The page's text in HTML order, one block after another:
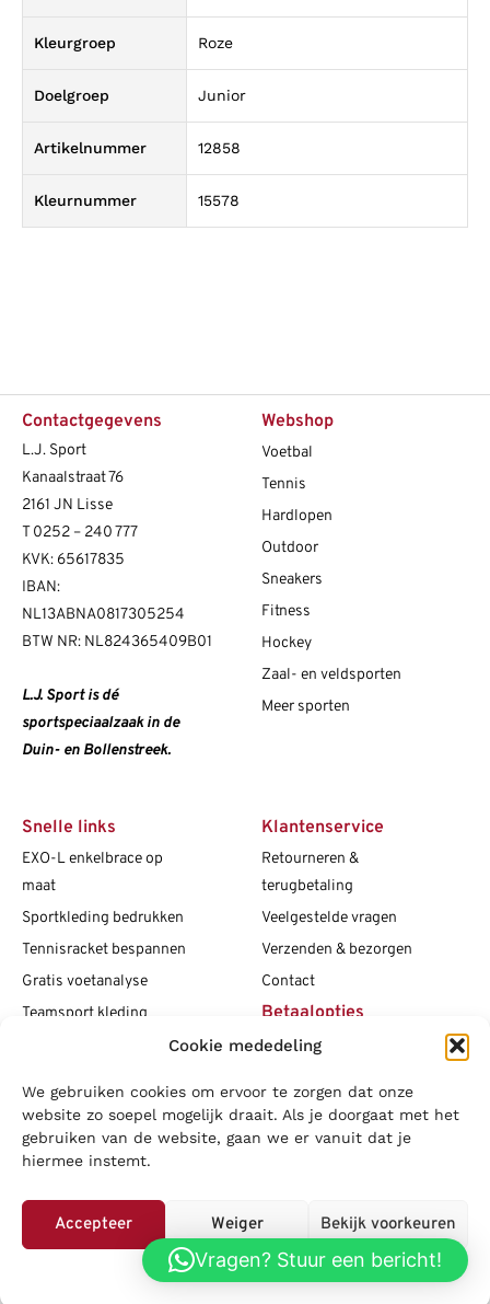
Cookie mededeling
We gebruiken cookies om ervoor te zorgen dat onze
website zo soepel mogelijk draait. Als je doorgaat met het
gebruiken van de website, gaan we er vanuit dat je
hiermee instemt.
Accepteer Weiger Bekijk voorkeuren
Privacybeleid
Kleurgroep Roze
Doelgroep Junior
Artikelnummer 12858
Kleurnummer 15578
Contactgegevens
L.J. Sport
Kanaalstraat 76
2161 JN Lisse
T 0252 – 240 777
KVK: 65617835
IBAN:
NL13ABNA0817305254
BTW NR: NL824365409B01
L.J. Sport is dé
sportspeciaalzaak in de
Duin- en Bollenstreek.
Webshop
Voetbal
Tennis
Hardlopen
Outdoor
Sneakers
Fitness
Hockey
Zaal- en veldsporten
Meer sporten
Snelle links
EXO-L enkelbrace op
maat
Sportkleding bedrukken
Tennisracket bespannen
Gratis voetanalyse
Teamsport kleding
Vacatures
Blogs
Klantenservice
Retourneren &
terugbetaling
Veelgestelde vragen
Verzenden & bezorgen
Contact
Betaalopties
Social media
LOWA|Adidas| Mizuno| Nike|Speedo|Asics |Babolat|Falke
|
Superfeet
Vragen? Stuur een bericht!